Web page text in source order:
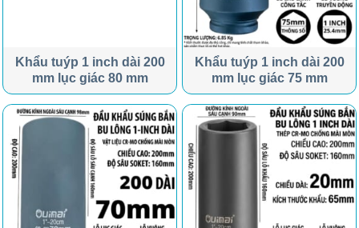
Khẩu tuýp 1 inch dài 200
mm lục giác 80 mm
Khẩu tuýp 1 inch dài 200
mm lục giác 75 mm